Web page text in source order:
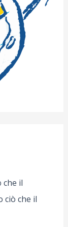
che il
ciò che il